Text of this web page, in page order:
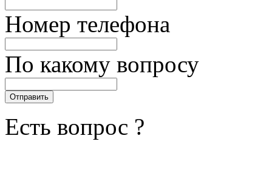
Номер телефона
По какому вопросу
Есть вопрос ?